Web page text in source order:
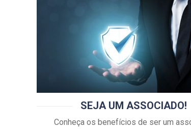
SEJA UM ASSOCIADO!
Conheça os benefícios de ser um